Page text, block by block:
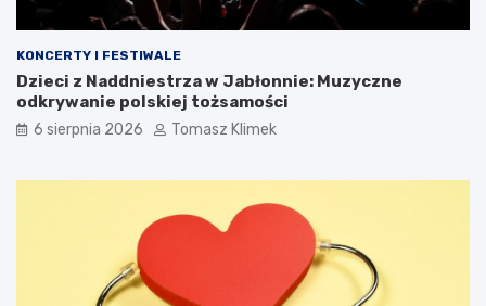
KONCERTY I FESTIWALE
Dzieci z Naddniestrza w Jabłonnie: Muzyczne
odkrywanie polskiej tożsamości
6 sierpnia 2026 Tomasz Klimek